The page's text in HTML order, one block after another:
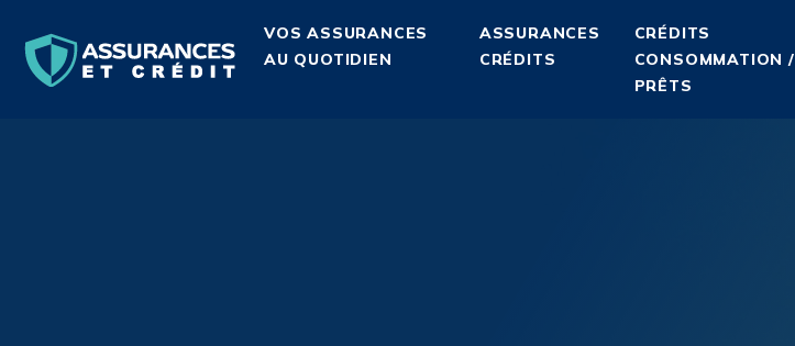
VOS ASSURANCES
AU QUOTIDIEN
ASSURANCES
CRÉDITS
CRÉDITS
CONSOMMATION /
PRÊTS